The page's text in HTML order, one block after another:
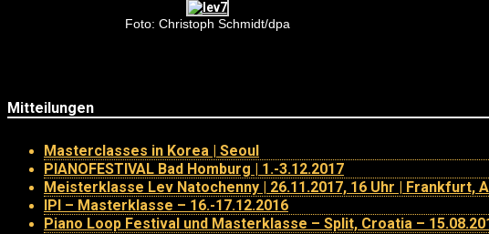
Foto: Christoph Schmidt/dpa
Mitteilungen
Masterclasses in Korea | Seoul
PIANOFESTIVAL Bad Homburg | 1.-3.12.2017
Meisterklasse Lev Natochenny | 26.11.2017, 16 Uhr | Frankfurt,
IPI – Masterklasse – 16.-17.12.2016
Piano Loop Festival und Masterklasse – Split, Croatia –